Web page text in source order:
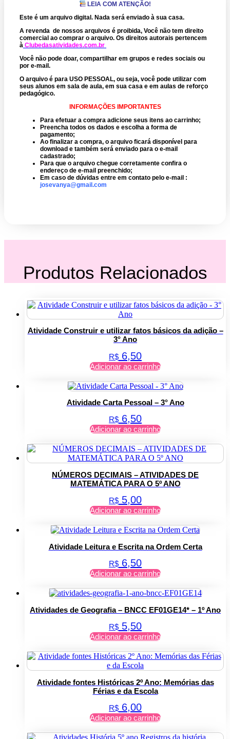
LEIA COM ATENÇÃO!
Este é um arquivo digital. Nada será enviado à sua casa.
A revenda de nossos arquivos é proibida, Você não tem direito
comercial ao comprar o arquivo. Os direitos autorais pertencem
à Clubedasatividades.com.br
Você não pode doar, compartilhar em grupos e redes sociais ou
por e-mail.
O arquivo é para USO PESSOAL, ou seja, você pode utilizar com
seus alunos em sala de aula, em sua casa e em aulas de reforço
pedagógico.
INFORMAÇÕES IMPORTANTES
Para efetuar a compra adicione seus itens ao carrinho;
Preencha todos os dados e escolha a forma de
pagamento;
Ao finalizar a compra, o arquivo ficará disponível para
download e também será enviado para o e-mail
cadastrado;
Para que o arquivo chegue corretamente confira o
endereço de e-mail preenchido;
Em caso de dúvidas entre em contato pelo e-mail :
josevanya@gmail.com
Produtos Relacionados
Atividade Construir e utilizar fatos básicos da adição –
3° Ano
R$ 6,50
Adicionar ao carrinho
Atividade Carta Pessoal – 3° Ano
R$ 6,50
Adicionar ao carrinho
NÚMEROS DECIMAIS – ATIVIDADES DE
MATEMÁTICA PARA O 5º ANO
R$ 5,00
Adicionar ao carrinho
Atividade Leitura e Escrita na Ordem Certa
R$ 6,50
Adicionar ao carrinho
Atividades de Geografia – BNCC EF01GE14* – 1º Ano
R$ 5,50
Adicionar ao carrinho
Atividade fontes Históricas 2º Ano: Memórias das
Férias e da Escola
R$ 6,00
Adicionar ao carrinho